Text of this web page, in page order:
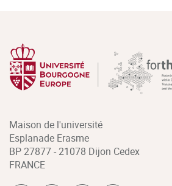
Maison de l'université
Esplanade Erasme
BP 27877 - 21078 Dijon Cedex
FRANCE